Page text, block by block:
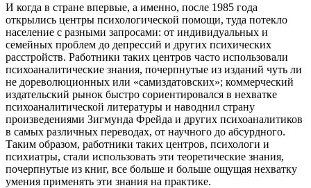
И когда в стране впервые, а именно, после 1985 года
открылись центры психологической помощи, туда потекло
население с разными запросами: от индивидуальных и
семейных проблем до депрессий и других психических
расстройств. Работники таких центров часто использовали
психоаналитические знания, почерпнутые из изданий чуть ли
не дореволюционных или «самиздатовских»; коммерческий
издательский рынок быстро сориентировался в нехватке
психоаналитической литературы и наводнил страну
произведениями Зигмунда Фрейда и других психоаналитиков
в самых различных переводах, от научного до абсурдного.
Таким образом, работники таких центров, психологи и
психиатры, стали использовать эти теоретические знания,
почерпнутые из книг, все больше и больше ощущая нехватку
умения применять эти знания на практике.